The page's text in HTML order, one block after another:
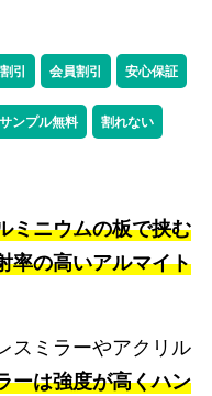
引 会員割引 安心保証
サンプル無料 割れない
ミニウムの板で挟む
率の高いアルマイト
スミラーやアクリル
ーは強度が高くハン